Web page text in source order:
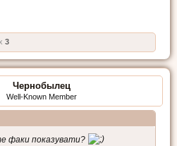
3
Чернобылец
Well-Known Member
факи показувати?